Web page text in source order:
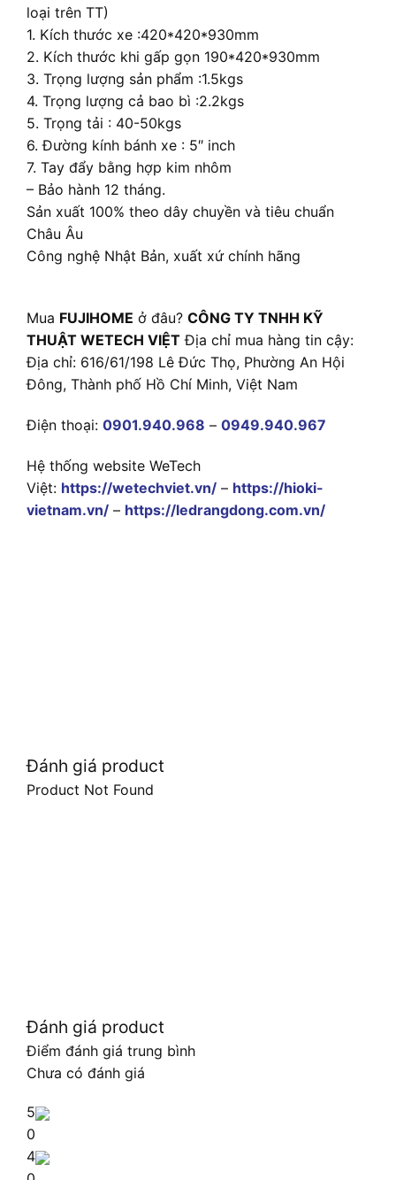
loại trên TT)
1. Kích thước xe :420*420*930mm
2. Kích thước khi gấp gọn 190*420*930mm
3. Trọng lượng sản phẩm :1.5kgs
4. Trọng lượng cả bao bì :2.2kgs
5. Trọng tải : 40-50kgs
6. Đường kính bánh xe : 5″ inch
7. Tay đẩy bằng hợp kim nhôm
– Bảo hành 12 tháng.
Sản xuất 100% theo dây chuyền và tiêu chuẩn
Châu Âu
Công nghệ Nhật Bản, xuất xứ chính hãng
Mua FUJIHOME ở đâu? CÔNG TY TNHH KỸ
THUẬT WETECH VIỆT Địa chỉ mua hàng tin cậy:
Địa chỉ: 616/61/198 Lê Đức Thọ, Phường An Hội
Đông, Thành phố Hồ Chí Minh, Việt Nam
Điện thoại: 0901.940.968 – 0949.940.967
Hệ thống website WeTech
Việt: https://wetechviet.vn/ – https://hioki-
vietnam.vn/ – https://ledrangdong.com.vn/
Đánh giá product
Product Not Found
Đánh giá product
Điểm đánh giá trung bình
Chưa có đánh giá
5
0
4